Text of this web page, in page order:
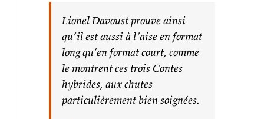
Lionel Davoust prouve ainsi
qu’il est aussi à l’aise en format
long qu’en format court, comme
le montrent ces trois Contes
hybrides, aux chutes
particulièrement bien soignées.